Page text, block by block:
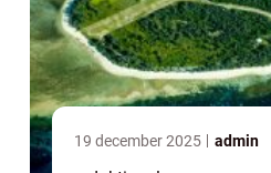
19 december 2025 admin